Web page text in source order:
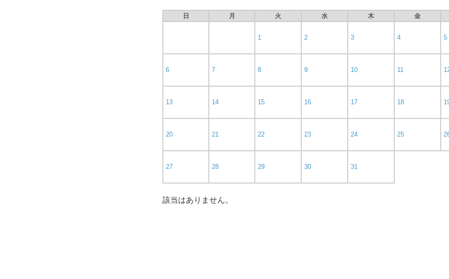
日 月 火 水 木 金
1 2 3 4 5
6 7 8 9 10 11
13 14 15 16 17 18
20 21 22 23 24 25
27 28 29 30 31
該当はありません。